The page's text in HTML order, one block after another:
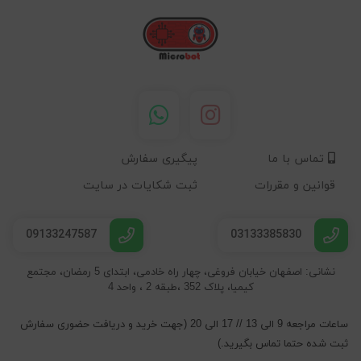
تماس با ما
پیگیری سفارش
قوانین و مقررات
ثبت شکایات در سایت
03133385830
09133247587
نشانی: اصفهان خیابان فروغی، چهار راه خادمی، ابتدای 5 رمضان، مجتمع
کیمیا، پلاک 352 ،طبقه 2 ، واحد 4
ساعات مراجعه 9 الی 13 // 17 الی 20 (جهت خرید و دریافت حضوری سفارش
ثبت شده حتما تماس بگیرید.)